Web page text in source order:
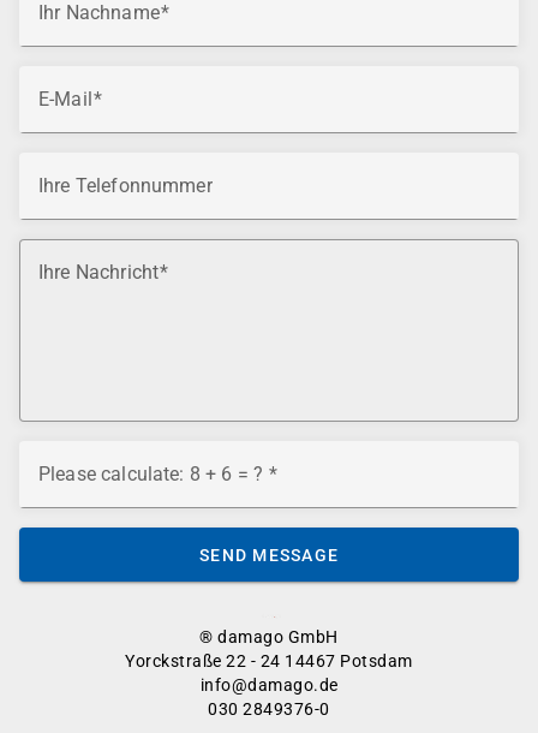
® damago GmbH
Yorckstraße 22 - 24 14467 Potsdam
info@damago.de
030 2849376-0
Ihr Nachname
E-Mail
Ihre Telefonnummer
Ihre Nachricht
Please calculate: 8 + 6 = ?
SEND MESSAGE